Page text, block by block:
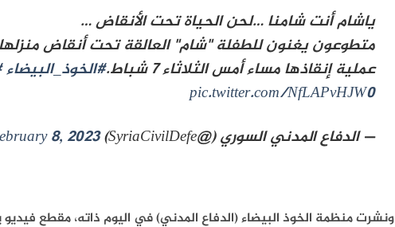
ياشام أنت شامنا …لحن الحياة تحت الأنقاض …
متطوعون يغنون للطفلة "شام" العالقة تحت أنقاض
عملية إنقاذها مساء أمس الثلاثاء 7 شباط.
#الخوذ_البيضاء
pic.twitter.com/NfLAPvHJW0
— الدفاع المدني السوري (@SyriaCivilDefe)
8, 2023
ونشرت منظمة الخوذ البيضاء (الدفاع المدني) في اليوم ذاته، مقطع